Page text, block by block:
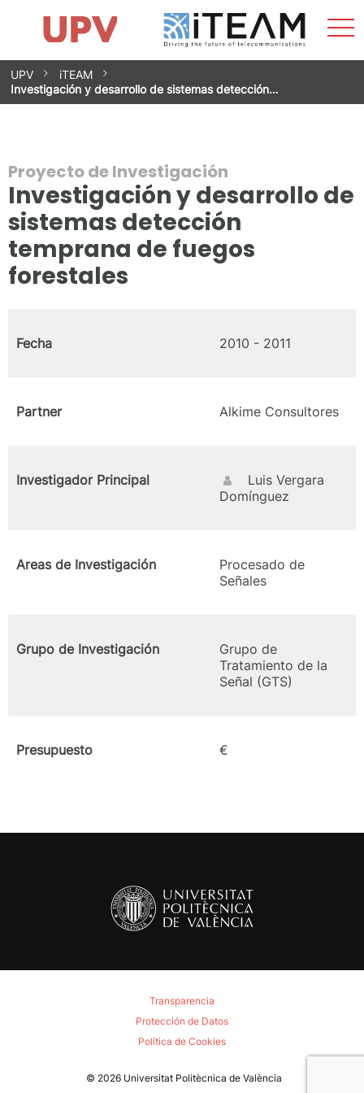
Saltar
contenido
Impacto
Grupos de investigación
Instalaciones
Spin-offs
Contacto
Prácticas
Noticias
Unidad de Igualdad
UPV
iTEAM
Investigación y desarrollo de sistemas detección…
Proyecto de Investigación
Investigación y desarrollo de
sistemas detección
temprana de fuegos
forestales
Fecha 2010 - 2011
Partner Alkime Consultores
Investigador Principal
Luis Vergara
Domínguez
Areas de Investigación
Procesado de
Señales
Grupo de Investigación
Grupo de
Tratamiento de la
Señal (GTS)
Presupuesto €
Transparencia
Protección de Datos
Política de Cookies
© 2026 Universitat Politècnica de València